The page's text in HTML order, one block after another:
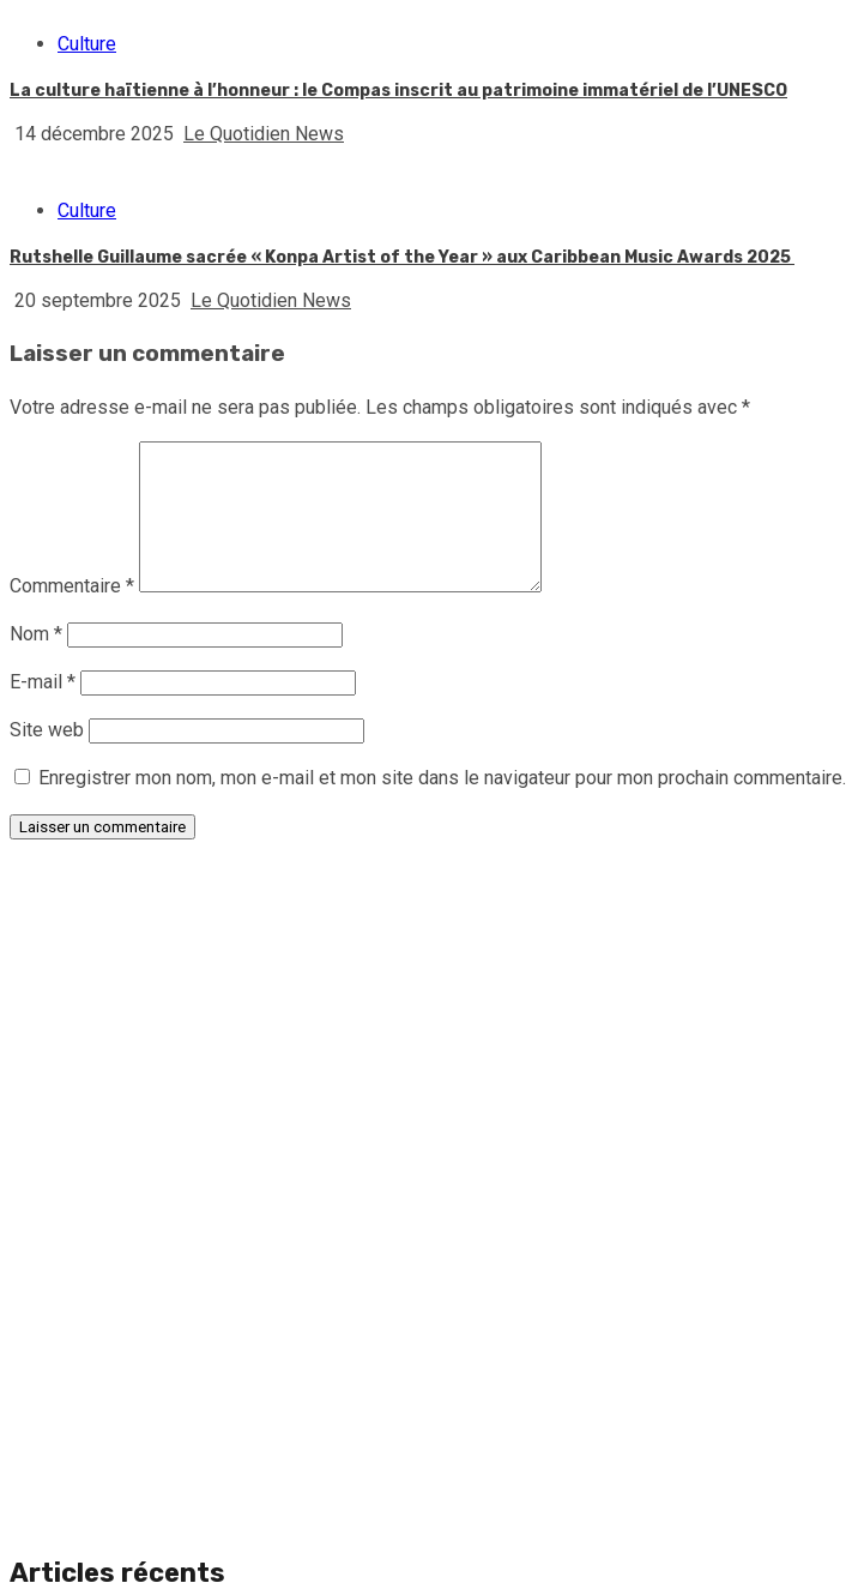
Culture
La culture haïtienne à l’honneur : le Compas inscrit au patrimoine immatériel de l’UNESCO
14 décembre 2025 Le Quotidien News
Culture
Rutshelle Guillaume sacrée « Konpa Artist of the Year » aux Caribbean Music Awards 2025
20 septembre 2025 Le Quotidien News
Laisser un commentaire
Votre adresse e-mail ne sera pas publiée. Les champs obligatoires sont indiqués avec *
Commentaire *
Nom *
E-mail *
Site web
Enregistrer mon nom, mon e-mail et mon site dans le navigateur pour mon prochain commentaire.
Articles récents